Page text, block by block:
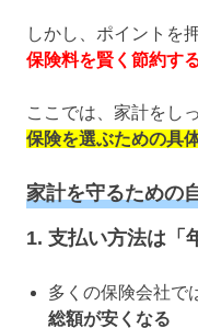
しかし、ポイントを
保険料を賢く節約す
ここでは、家計をし
保険を選ぶための具
家計を守るための
1. 支払い方法は「
多くの保険会社で
総額が安くなる